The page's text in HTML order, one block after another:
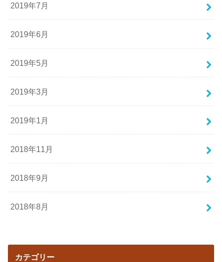
2019年7月
2019年6月
2019年5月
2019年3月
2019年1月
2018年11月
2018年9月
2018年8月
カテゴリー